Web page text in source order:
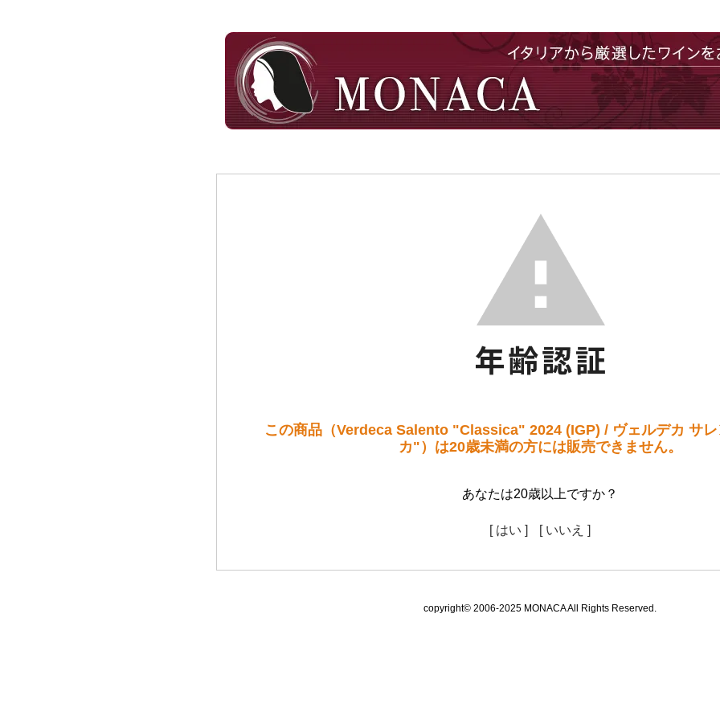
この商品（Verdeca Salento "Classica" 2024 (IGP) / ヴェルデカ サ
カ"）は20歳未満の方には販売できません。
あなたは20歳以上ですか？
[ はい ] [ いいえ ]
copyright© 2006-2025 MONACA All Rights Reserved.